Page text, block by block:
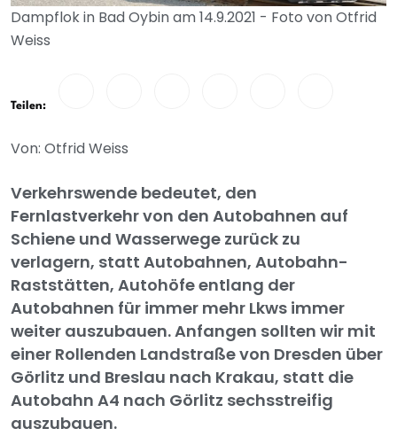
Dampflok in Bad Oybin am 14.9.2021 - Foto von Otfrid
Weiss
Teilen:
Von: Otfrid Weiss
Verkehrswende bedeutet, den
Fernlastverkehr von den Autobahnen auf
Schiene und Wasserwege zurück zu
verlagern, statt Autobahnen, Autobahn-
Raststätten, Autohöfe entlang der
Autobahnen für immer mehr Lkws immer
weiter auszubauen. Anfangen sollten wir mit
einer Rollenden Landstraße von Dresden über
Görlitz und Breslau nach Krakau, statt die
Autobahn A4 nach Görlitz sechsstreifig
auszubauen.